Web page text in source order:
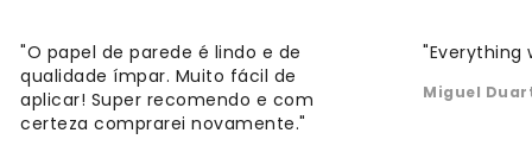
"O papel de parede é lindo e de
qualidade ímpar. Muito fácil de
aplicar! Super recomendo e com
certeza comprarei novamente."
"Everything
Miguel